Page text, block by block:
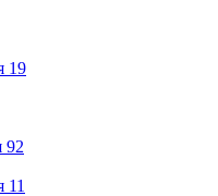
19
92
11